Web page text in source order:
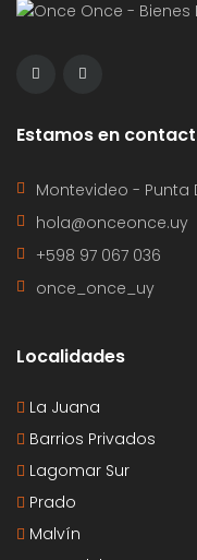
Estamos en
Montevideo - Punta
hola@onceonce.uy
+598 97 067 036
once_once_uy
Localidades
La Juana
Barrios Privados
Lagomar Sur
Prado
Malvín